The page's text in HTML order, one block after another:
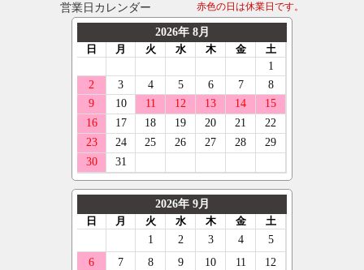
営業日カレンダー
赤色の日は休業日です。